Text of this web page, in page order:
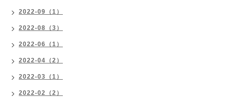
2022-09（1）
2022-08（3）
2022-06（1）
2022-04（2）
2022-03（1）
2022-02（2）